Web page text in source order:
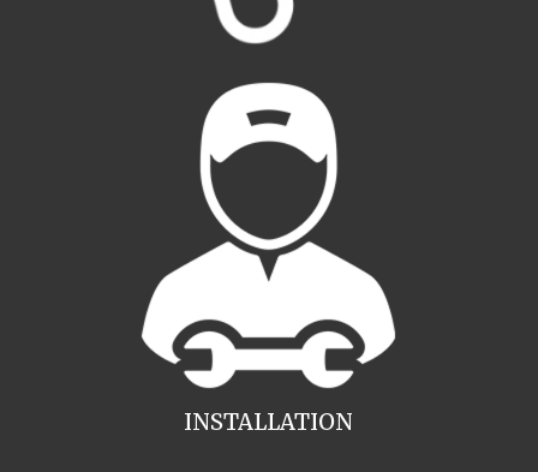
INSTALLATION